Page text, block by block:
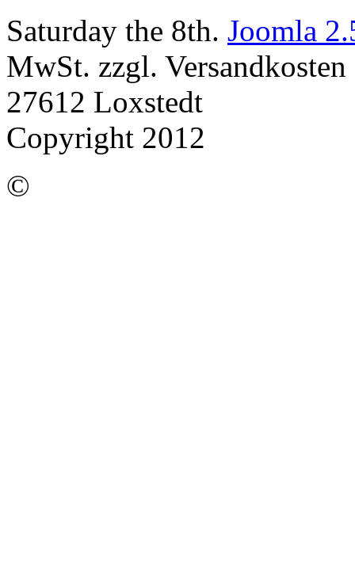
Saturday the 8th. Joomla
MwSt. zzgl.
27612 Loxstedt
Copyright 2012
©